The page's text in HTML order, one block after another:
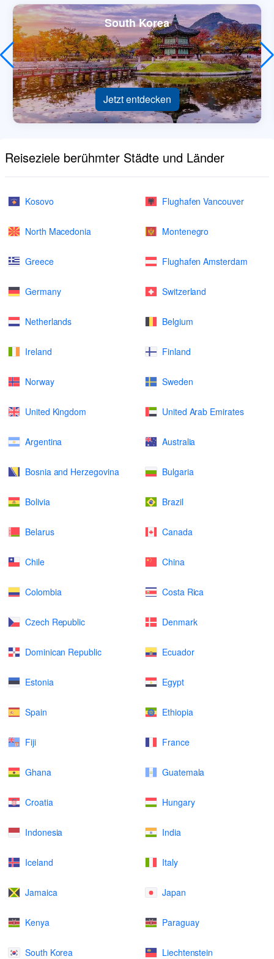
South Korea
Jetzt entdecken
Reiseziele berühmter Städte und Länder
Kosovo Flughafen Vancouver
North Macedonia Montenegro
Greece Flughafen Amsterdam
Germany Switzerland
Netherlands Belgium
Ireland Finland
Norway Sweden
United Kingdom United Arab Emirates
Argentina Australia
Bosnia and Herzegovina Bulgaria
Bolivia Brazil
Belarus Canada
Chile China
Colombia Costa Rica
Czech Republic Denmark
Dominican Republic Ecuador
Estonia Egypt
Spain Ethiopia
Fiji France
Ghana Guatemala
Croatia Hungary
Indonesia India
Iceland Italy
Jamaica Japan
Kenya Paraguay
South Korea Liechtenstein